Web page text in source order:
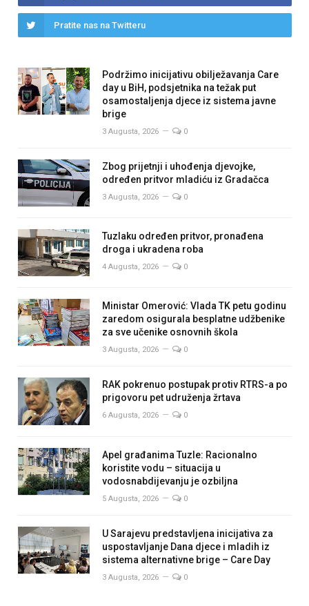
Pratite nas na Twitteru
Podržimo inicijativu obilježavanja Care
day u BiH, podsjetnika na težak put
osamostaljenja djece iz sistema javne
brige
3 Augusta, 2026 0
Zbog prijetnji i uhođenja djevojke,
određen pritvor mladiću iz Gradačca
3 Augusta, 2026 0
Tuzlaku određen pritvor, pronađena
droga i ukradena roba
4 Augusta, 2026 0
Ministar Omerović: Vlada TK petu godinu
zaredom osigurala besplatne udžbenike
za sve učenike osnovnih škola
3 Augusta, 2026 0
RAK pokrenuo postupak protiv RTRS-a po
prigovoru pet udruženja žrtava
6 Augusta, 2026 0
Apel građanima Tuzle: Racionalno
koristite vodu – situacija u
vodosnabdijevanju je ozbiljna
5 Augusta, 2026 0
U Sarajevu predstavljena inicijativa za
uspostavljanje Dana djece i mladih iz
sistema alternativne brige – Care Day
3 Augusta, 2026 0